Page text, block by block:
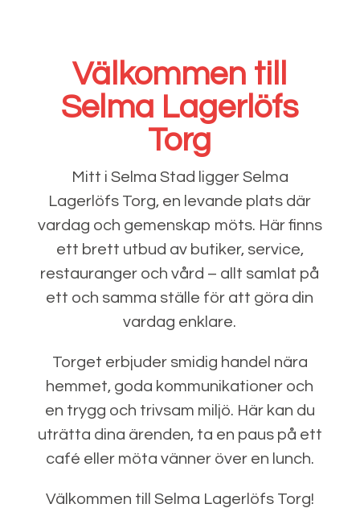
Välkommen till
Selma Lagerlöfs
Torg
Mitt i Selma Stad ligger Selma
Lagerlöfs Torg, en levande plats där
vardag och gemenskap möts. Här finns
ett brett utbud av butiker, service,
restauranger och vård – allt samlat på
ett och samma ställe för att göra din
vardag enklare.
Torget erbjuder smidig handel nära
hemmet, goda kommunikationer och
en trygg och trivsam miljö. Här kan du
uträtta dina ärenden, ta en paus på ett
café eller möta vänner över en lunch.
Välkommen till Selma Lagerlöfs Torg!